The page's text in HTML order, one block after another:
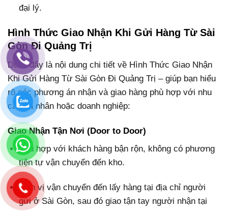
đại lý.
Hình Thức Giao Nhận Khi Gửi Hàng Từ Sài
Gòn Đi Quảng Trị
Dưới đây là nội dung chi tiết về Hình Thức Giao Nhận
Khi Gửi Hàng Từ Sài Gòn Đi Quảng Trị – giúp bạn hiểu
rõ các phương án nhận và giao hàng phù hợp với nhu
cầu cá nhân hoặc doanh nghiệp:
Giao Nhận Tận Nơi (Door to Door)
Phù hợp với khách hàng bận rộn, không có phương
tiện tự vận chuyển đến kho.
Đơn vị vận chuyển đến lấy hàng tại địa chỉ người
gửi ở Sài Gòn, sau đó giao tận tay người nhận tại